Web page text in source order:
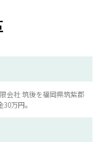
会社 筑後を福岡県筑紫郡
万円。